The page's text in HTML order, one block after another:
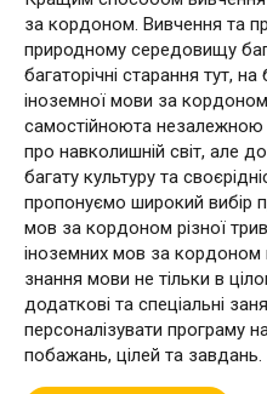
за кордоном. Вивчення та
природному середовищу
багаторічні старання тут,
іноземної мови за
самостійноюта
про навколишній світ, але
багату культуру та
пропонуємо широкий вибір
мов за кордоном різної
іноземних мов за кордоном
знання мови не тільки в
додаткові та спеціальні
персоналізувати програму
побажань, цілей та завдань.